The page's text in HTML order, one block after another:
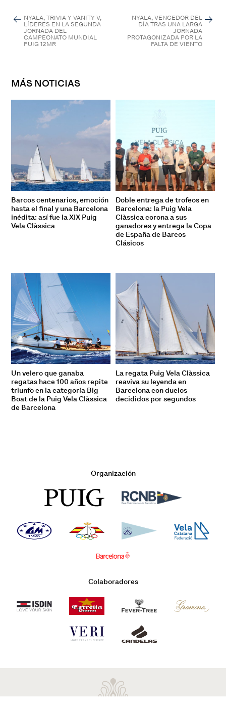
NYALA, TRIVIA Y VANITY V,
LÍDERES EN LA SEGUNDA
JORNADA DEL
CAMPEONATO MUNDIAL
PUIG 12MR
NYALA, VENCEDOR DEL
DÍA TRAS UNA LARGA
JORNADA
PROTAGONIZADA POR LA
FALTA DE VIENTO
MÁS NOTICIAS
Barcos centenarios, emoción
hasta el final y una Barcelona
inédita: así fue la XIX Puig
Vela Clàssica
Doble entrega de trofeos en
Barcelona: la Puig Vela
Clàssica corona a sus
ganadores y entrega la Copa
de España de Barcos
Clásicos
Un velero que ganaba
regatas hace 100 años repite
triunfo en la categoría Big
Boat de la Puig Vela Clàssica
de Barcelona
La regata Puig Vela Clàssica
reaviva su leyenda en
Barcelona con duelos
decididos por segundos
Organización
Colaboradores